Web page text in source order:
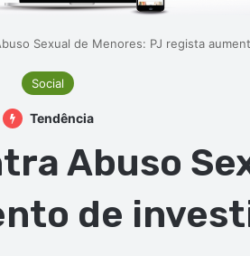
Sexual de Menores: PJ regista
Social
Tendência
Abuso
de